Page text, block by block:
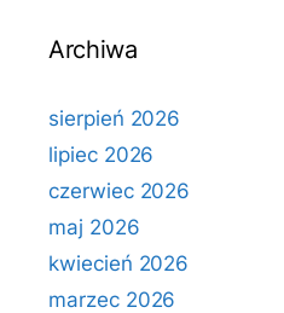
Archiwa
sierpień 2026
lipiec 2026
czerwiec 2026
maj 2026
kwiecień 2026
marzec 2026